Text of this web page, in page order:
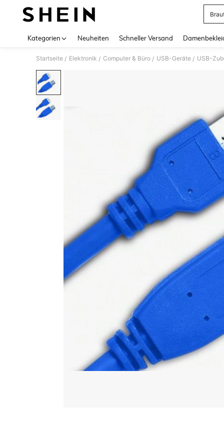
Kategorien Neuheiten Schneller Versand
Startseite / Elektronik / Computer & Büro / USB-Geräte / USB-